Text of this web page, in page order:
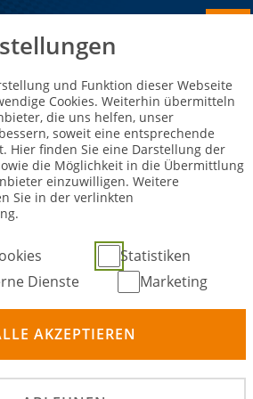
Meister im Slalom-
fest
und Funktion dieser Webseite
Cookies. Weiterhin übermitteln
die uns helfen, unser
soweit eine entsprechende
Hier finden Sie eine Darstellung der
die Möglichkeit in die Übermittlung
einzuwilligen. Weitere
Sie in der verlinkten
Statistiken
Dienste
Marketing
AKZEPTIEREN